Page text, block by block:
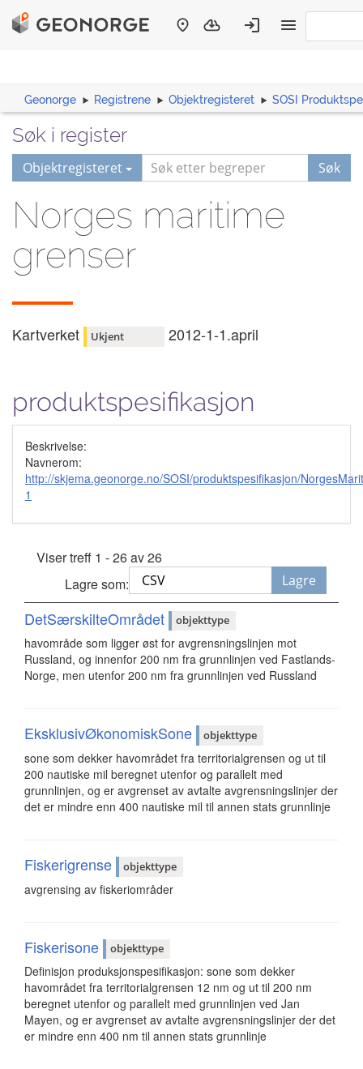
Geonorge Registrene Objektregisteret SOSI
Søk i register
Objektregisteret Søk
Norges maritime
grenser
Kartverket Ukjent 2012-1-1.april
produktspesifikasjon
Beskrivelse:
Navnerom:
http://skjema.geonorge.no/SOSI/produktspesifikasjon/
1
Viser treff 1 - 26 av 26
Lagre som:
Lagre
DetSærskilteOmrådet objekttype
havområde som ligger øst for avgrensningslinjen mot
Russland, og innenfor 200 nm fra grunnlinjen ved Fastlands-
Norge, men utenfor 200 nm fra grunnlinjen ved Russland
EksklusivØkonomiskSone objekttype
sone som dekker havområdet fra territorialgrensen og ut til
200 nautiske mil beregnet utenfor og parallelt med
grunnlinjen, og er avgrenset av avtalte avgrensningslinjer der
det er mindre enn 400 nautiske mil til annen stats grunnlinje
Fiskerigrense objekttype
avgrensing av fiskeriområder
Fiskerisone objekttype
Definisjon produksjonspesifikasjon: sone som dekker
havområdet fra territorialgrensen 12 nm og ut til 200 nm
beregnet utenfor og parallelt med grunnlinjen ved Jan
Mayen, og er avgrenset av avtalte avgrensningslinjer der det
er mindre enn 400 nm til annen stats grunnlinje